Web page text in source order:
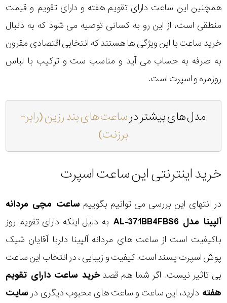
همچنین این ساعت دارای تقویم هفته و دارای تقویم و قیمت
منطقی است، از این رو به کسانی توصیه می شود که به دنبال
خرید ساعت با این ویژگی ها هستند که انتخابی اقتصادی مقرون
به صرفه به حساب می آید و مناسب ست و ترکیب با لباس
روزمره و اسپرت است.
مدل های بیشتر درساعت های بند رزین (رابر-
برزنت)
خرید اینترنتی این ساعت اسپرت
در انتهای این بررسی می توانیم بگوییم ساعت مچی مردانه
آلپینا مدل AL-371BB4FBS6
به دلیل اینکه دارای تقویم روز
باکیفیت است از ساعت های مردانه آلپینا دلربا آقایان شیک
پوش اسپرت پسند است. کیفیت و زیبایی ، در انتخاب این ساعت
بی تاثیر نیست. اگر شما هم قصدخرید ساعت دارای تقویم
هفته دارید، این ساعت و ساعت های محبوب دیگری در سایت